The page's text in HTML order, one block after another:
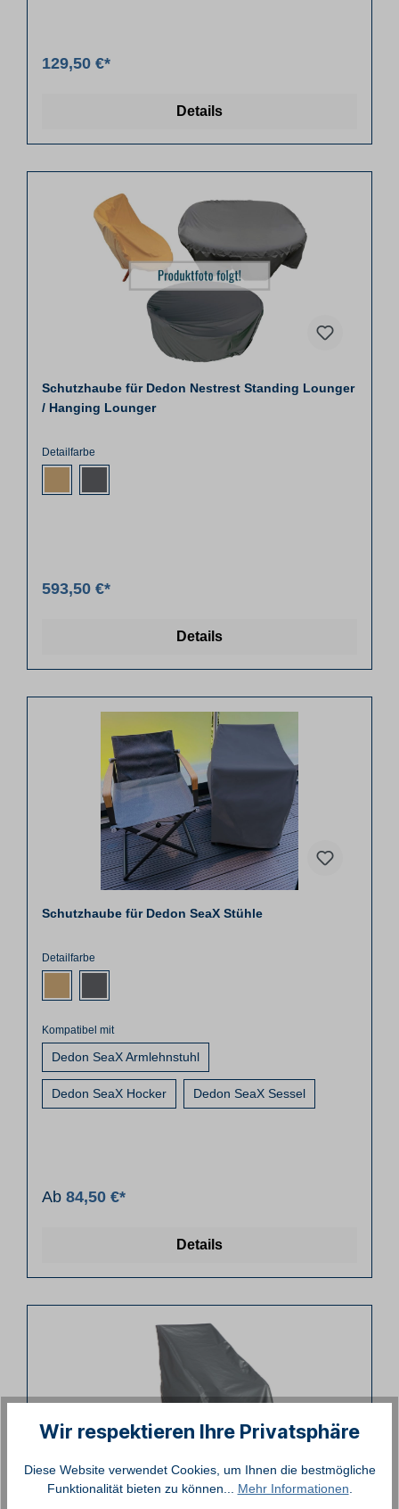
129,50 €*
Details
Schutzhaube für Dedon Nestrest Standing Lounger
/ Hanging Lounger
Detailfarbe
593,50 €*
Details
Schutzhaube für Dedon SeaX Stühle
Detailfarbe
Kompatibel mit
Dedon SeaX Armlehnstuhl
Dedon SeaX Hocker Dedon SeaX Sessel
Ab 84,50 €*
Details
Wir respektieren Ihre Privatsphäre
Diese Website verwendet Cookies, um Ihnen die bestmögliche
Funktionalität bieten zu können... Mehr Informationen